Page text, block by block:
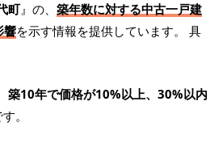
町』の、 築年数に対する中古一戸建
響を示す情報を提供しています。 具
築10年で価格が10%以上、30%以内
。